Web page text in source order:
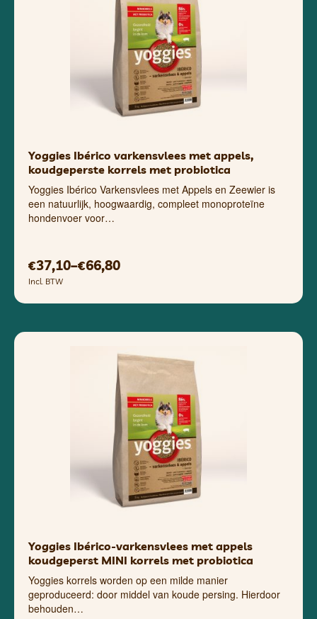
Yoggies Ibérico varkensvlees met appels,
koudgeperste korrels met probiotica
Yoggies Ibérico Varkensvlees met Appels en Zeewier is
een natuurlijk, hoogwaardig, compleet monoproteïne
hondenvoer voor…
€37,10–€66,80
Incl. BTW
Yoggies Ibérico-varkensvlees met appels
koudgeperst MINI korrels met probiotica
Yoggies korrels worden op een milde manier
geproduceerd: door middel van koude persing. Hierdoor
behouden…